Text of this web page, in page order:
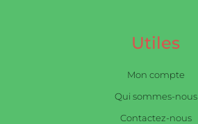
Utiles
Mon compte
Qui sommes-nous
Contactez-nous